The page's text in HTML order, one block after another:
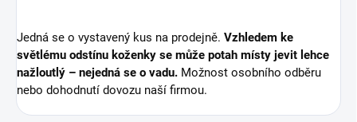
Jedná se o vystavený kus na prodejně. Vzhledem ke
světlému odstínu koženky se může potah místy jevit lehce
nažloutlý – nejedná se o vadu. Možnost osobního odběru
nebo dohodnutí dovozu naší firmou.